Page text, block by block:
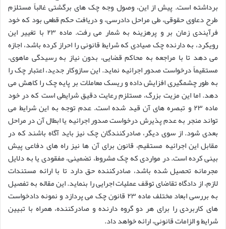
برداشته است. پیش از این، وصول وجه چک های برگشتی غالباً مستلزم
طرح دعاوی حقوقی، طی مراحل دادرسی، و دریافت حکم قطعی بود که خود
فرآیندی زمان بر و پرهزینه به شمار می رفت. ماده ۲۳ با تغییر این
رویکرد، به دارنده چک صیادی که شرایط قانونی را احراز کرده باشد، اجازه
می دهد تا با مراجعه به محاکم قضایی، بدون نیاز به رسیدگی ماهوی،
مستقیماً درخواست صدور اجرائیه نماید. این سازوکار جدید، اعتبار چک را
به طور چشمگیری افزایش داده و ریسک معاملات بر پایه چک را کاهش می
دهد. اما این مزیت بزرگ، مستلزم رعایت دقیق شرایطی است که در خود
ماده ۲۳ و تبصره های آن قید شده است. عدم توجه به این شرایط می
تواند منجر به عدم پذیرش درخواست صدور اجرائیه یا ابطال آن در مراحل
بعدی شود. از سوی دیگر، صادرکنندگان چک نیز باید آگاه باشند که در
مقابل این اجرائیه مستقیم، قانون برای آن ها نیز راه های دفاعی پیش
بینی کرده است. در مواردی که چک مشروط، تضمینی، مفقودی یا به دلایل
مجرمانه تحصیل شده باشد، صادرکننده حق دارد تا با ارائه مستندات
لازم، از دادگاه تقاضای توقف عملیات اجرایی را بنماید. این مقاله به تفصیل
به بررسی ابعاد مختلف ماده ۲۳ قانون چک می پردازد و نمونه دادخواست
های کاربردی را برای هر دو گروه دارنده و صادرکننده، همراه با تبیین
شرایط و الزامات قانونی، ارائه خواهد داد.